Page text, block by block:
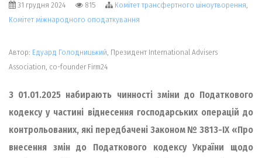
31 грудня 2024 815 Комiтет трансфертного цiноутворення,
Комiтет міжнародного оподаткування
Автор: Едуард Голодницький , Президент International Advisers
Association, co-founder Firm24
З 01.01.2025 набирають чинності зміни до Податкового
кодексу у частині віднесення господарських операцій до
контрольованих, які передбачені Законом № 3813-IX «Про
внесення змін до Податкового кодексу України щодо